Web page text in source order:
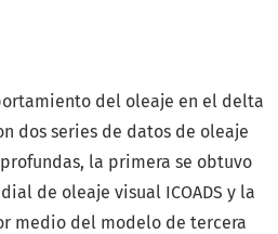
del oleaje en el delta
dos series de datos de oleaje
profundas, la primera se obtuvo
de oleaje visual ICOADS y la
medio del modelo de tercera